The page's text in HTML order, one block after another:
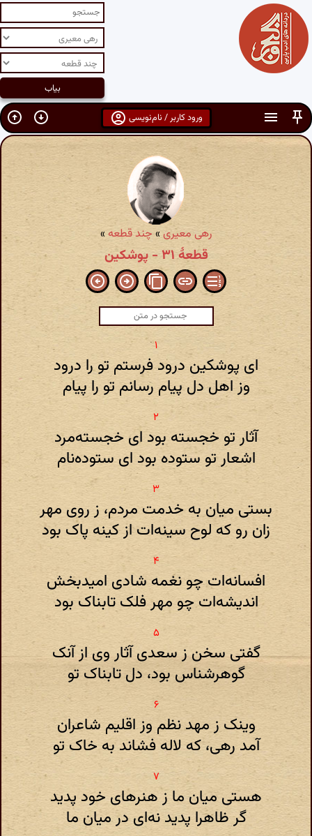
ورود کاربر / نام‌نویسی
رهی معیری» چند قطعه»
قطعهٔ ۳۱ - پوشکین
ای پوشکین درود فرستم تو را درود
وز اهل دل پیام رسانم تو را پیام
آثار تو خجسته بود ای خجسته‌مرد
اشعار تو ستوده بود ای ستوده‌نام
بستی میان به خدمت مردم، ز روی مهر
زان رو که لوح سینه‌ات از کینه پاک بود
افسانه‌ات چو نغمه شادی امیدبخش
اندیشه‌ات چو مهر فلک تابناک بود
گفتی سخن ز سعدی آثار وی از آنک
گوهرشناس بود، دل تابناک تو
وینک ز مهد نظم وز اقلیم شاعران
آمد رهی، که لاله فشاند به خاک تو
هستی میان ما ز هنرهای خود پدید
گر ظاهرا پدید نه‌ای در میان ما